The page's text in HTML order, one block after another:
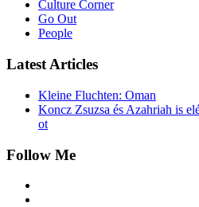
Culture Corner
Go Out
People
Latest Articles
Kleine Fluchten: Oman
Koncz Zsuzsa és Azahriah is
ot
Follow Me